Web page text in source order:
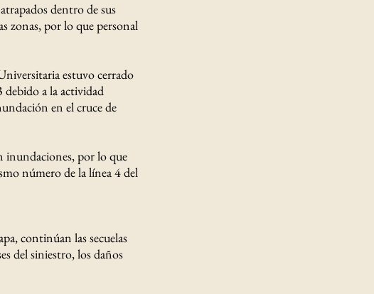
dentro de sus
zonas, por lo que personal
estuvo cerrado
debido a la actividad
en el cruce de
inundaciones, por lo que
número de la línea 4 del
continúan las secuelas
del siniestro, los daños